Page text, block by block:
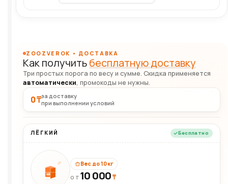
ZOOZVEROK • ДОСТАВКА
Как получитьбесплатную доставку
Три простых порога по весу и сумме. Скидка применяется
автоматически, промокоды не нужны.
0 ₸за доставку
при выполнении условий
ЛЁГКИЙ Бесплатно
10кг
Вес до 10 кг
ОТ 10 000₸